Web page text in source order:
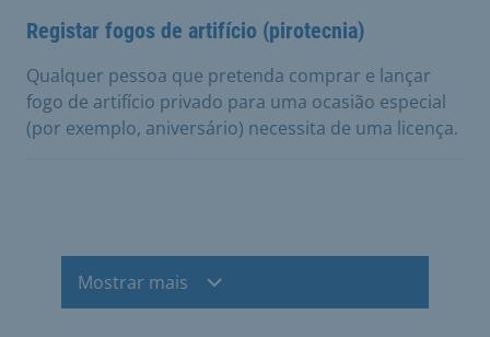
Registar fogos de artifício (pirotecnia)
Qualquer pessoa que pretenda comprar e lançar
fogo de artifício privado para uma ocasião especial
(por exemplo, aniversário) necessita de uma licença.
Mostrar mais